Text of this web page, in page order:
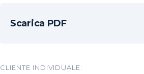
Scarica PDF
CLIENTE INDIVIDUALE: